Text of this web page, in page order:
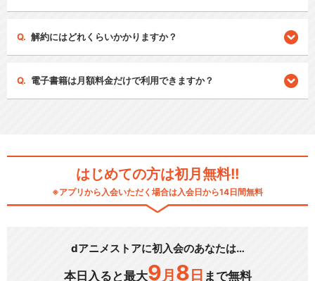
解約にはどれくらいかかりますか？
電子書籍は月額料金だけで利用できますか？
はじめての方は初月無料!!
※アプリから入会いただく場合は入会日から14日間無料
dアニメストアに初入会のあなたは…
本日入ると最大9 月 8 日 まで無料